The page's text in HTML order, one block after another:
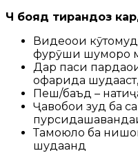
Чӣ бояд тирандозӣ
Видеоҳои
фурӯши шуморо
Дар паси
офарида
Пеш/баъд –
Ҷавобҳои зуд ба
Тамоюлҳо ба
шудаанд